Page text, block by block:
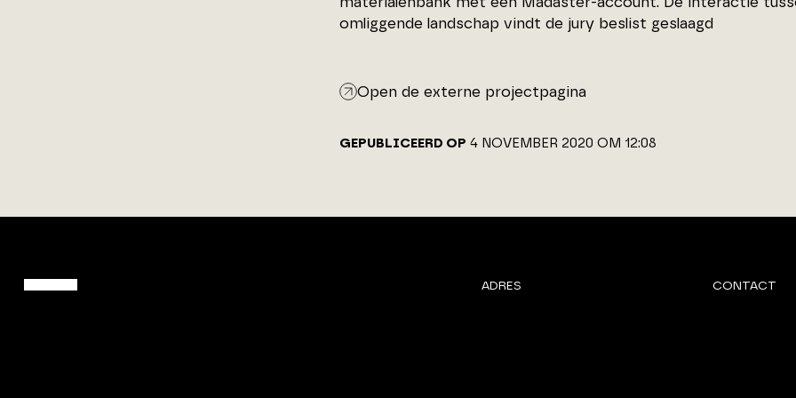
omliggende landschap vindt de jury beslist geslaagd
Open de externe projectpagina
GEPUBLICEERD OP 4 NOVEMBER 2020 OM 12:08
ADRES
CONTACT